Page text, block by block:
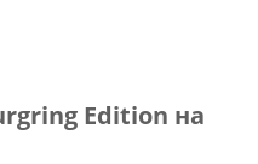
Edition на